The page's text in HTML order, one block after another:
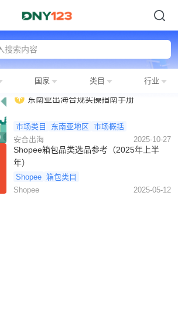
搜索内容
国家 类目 行业
东南亚出海合规实操指南手册
市场类目 东南亚地区 市场概括
安合出海
2025-10-27
Shopee箱包品类选品参考（2025年上半
年）
Shopee 箱包类目
Shopee
2025-05-12